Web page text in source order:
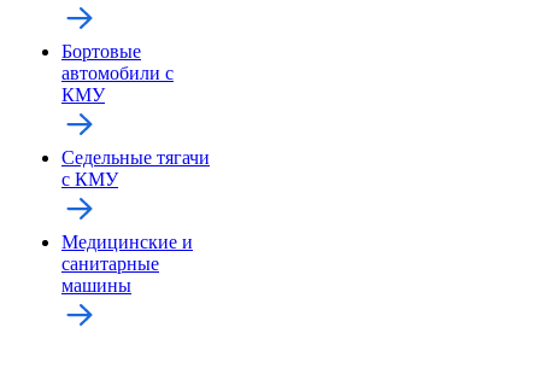
Бортовые
автомобили с
КМУ
Седельные тягачи
с КМУ
Медицинские и
санитарные
машины